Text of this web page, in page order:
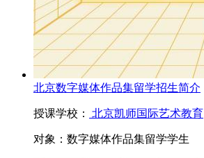
北京数字媒体作品集留学招生简介
授课学校： 北京凯师国际艺术教育
对象： 数字媒体作品集留学学生